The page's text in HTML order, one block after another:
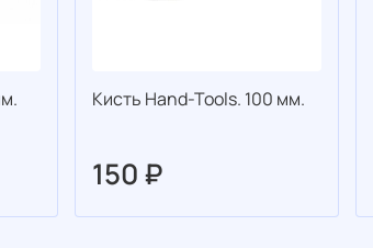
Кисть Hand-Tools. 100 мм.
150 ₽